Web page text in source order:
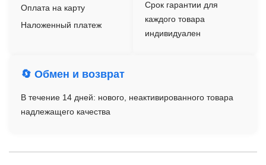
Оплата на карту
Наложенный платеж
Срок гарантии для
каждого товара
индивидуален
🔄 Обмен и возврат
В течение 14 дней: нового, неактивированного товара
надлежащего качества